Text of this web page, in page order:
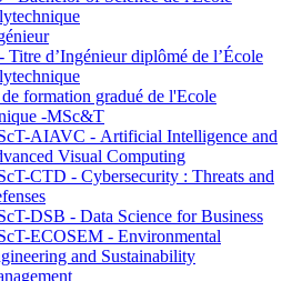
Titre d’Ingénieur diplômé de l’École
formation gradué de l'Ecole
-MSc&T
AIAVC - Artificial Intelligence and
Visual Computing
CTD - Cybersecurity : Threats and
DSB - Data Science for Business
ECOSEM - Environmental
and Sustainability